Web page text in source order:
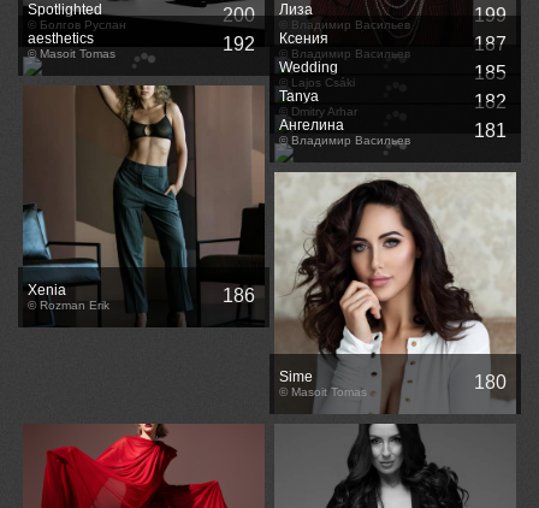
Spotlighted
© Болгов Руслан 200 Лиза
© Владимир Васильев 199
aesthetics
© Masoit Tomas 192 Ксения
© Владимир Васильев 187
Xenia
© Rozman Erik 186
Wedding
© Lajos Csáki 185
Tanya
© Dmitry Arhar 182
Ангелина
© Владимир Васильев 181
Sime
© Masoit Tomas 180